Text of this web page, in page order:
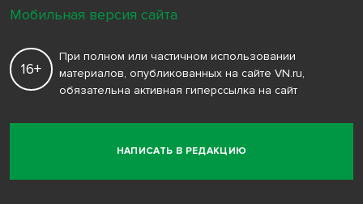
НАПИСАТЬ В РЕДАКЦИЮ
16+
При полном или частичном использовании
материалов, опубликованных на сайте VN.ru,
обязательна активная гиперссылка на сайт
Мобильная версия сайта